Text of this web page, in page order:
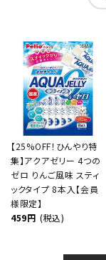
【25%OFF！ひんやり特
集】アクアゼリー 4つの
ゼロ りんご風味 スティ
ックタイプ 8本入【会員
様限定】
459円 (税込)